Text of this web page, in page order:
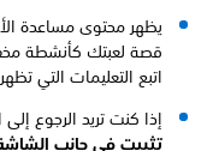
يظهر محتوى مساعدة
قصة لعبتك كأنشطة
اتبع التعليمات التي
إذا كنت تريد الرجوع
تثبيت في جانب